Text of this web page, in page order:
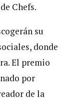
Chefs.
su
donde
El premio
por
de la